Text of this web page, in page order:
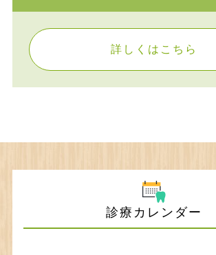
詳しくはこちら
診療カレンダー